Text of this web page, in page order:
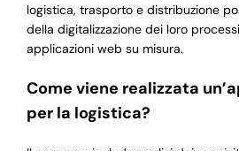
logistica, trasporto e distribuzione
della digitalizzazione dei loro
applicazioni web su misura.
Come viene realizzata
per la logistica?